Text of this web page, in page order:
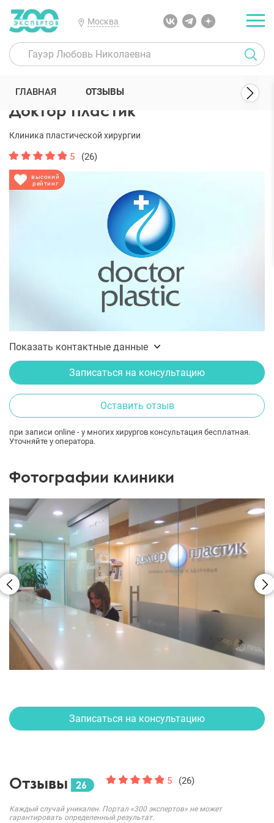
Москва
300 Экспертов Клиники
Доктор Пластик
высокий
рейтинг
Клиника пластической хирургии
5 (26)
Показать контактные данные
Записаться на консультацию
Оставить отзыв
при записи online - у многих хирургов консультация бесплатная.
Уточняйте у оператора.
ГЛАВНАЯ ОТЗЫВЫ
Фотографии клиники
Записаться на консультацию
Отзывы 26 5 (26)
Каждый случай уникален. Портал «300 экспертов» не может
гарантировать определенный результат.